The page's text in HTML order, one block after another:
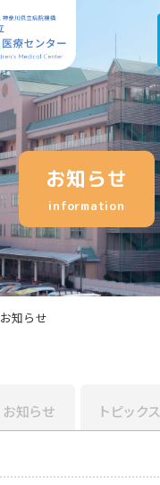
お知らせ
information
お知らせ
お知らせ トピックス